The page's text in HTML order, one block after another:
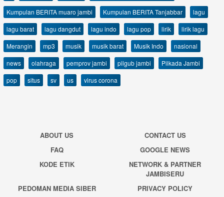
Kumpulan BERITA muaro jambi
Kumpulan BERITA Tanjabbar
lagu
lagu barat
lagu dangdut lagu indo lagu pop lirik
lirik lagu
Merangin
mp3 musik musik barat Musik Indo
nasional
news
olahraga pemprov jambi pilgub jambi
Pilkada Jambi
pop
situs sv us virus corona
ABOUT US
CONTACT US
FAQ
GOOGLE NEWS
KODE ETIK
NETWORK & PARTNER
JAMBISERU
PEDOMAN MEDIA SIBER
PRIVACY POLICY